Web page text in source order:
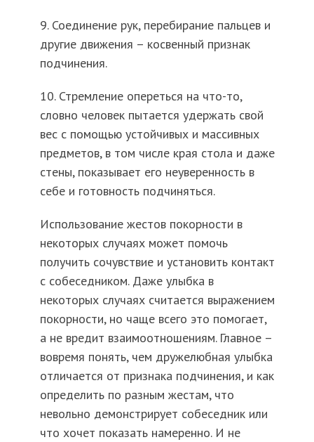
9. Соединение рук, перебирание пальцев и
другие движения – косвенный признак
подчинения.
10. Стремление опереться на что-то,
словно человек пытается удержать свой
вес с помощью устойчивых и массивных
предметов, в том числе края стола и даже
стены, показывает его неуверенность в
себе и готовность подчиняться.
Использование жестов покорности в
некоторых случаях может помочь
получить сочувствие и установить контакт
с собеседником. Даже улыбка в
некоторых случаях считается выражением
покорности, но чаще всего это помогает,
а не вредит взаимоотношениям. Главное –
вовремя понять, чем дружелюбная улыбка
отличается от признака подчинения, и как
определить по разным жестам, что
невольно демонстрирует собеседник или
что хочет показать намеренно. И не